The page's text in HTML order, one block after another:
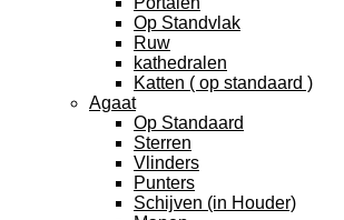
Op Standvlak
Ruw
kathedralen
Katten ( op standaard )
Agaat
Op Standaard
Sterren
Vlinders
Punters
Schijven (in Houder)